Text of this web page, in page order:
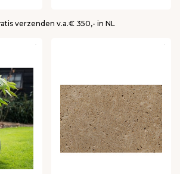
verzenden v.a.€ 350,- in NL